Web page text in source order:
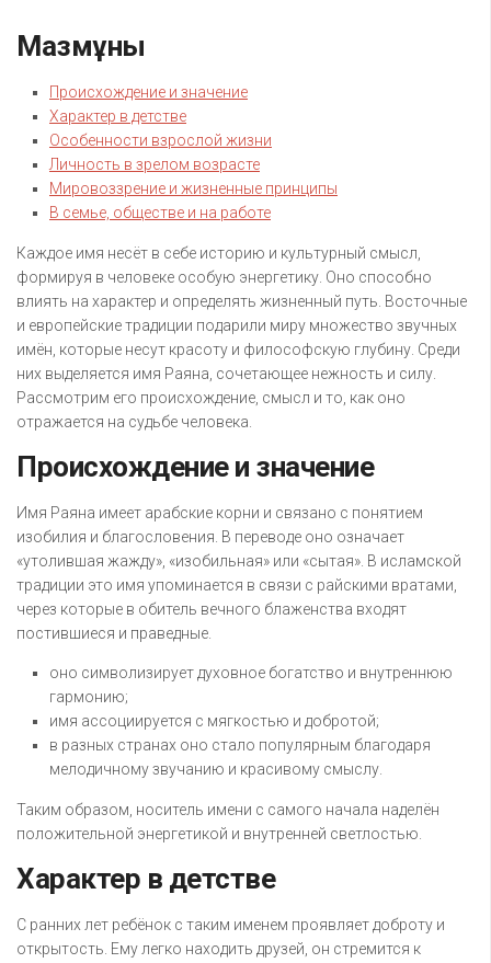
Мазмұны
Происхождение и значение
Характер в детстве
Особенности взрослой жизни
Личность в зрелом возрасте
Мировоззрение и жизненные принципы
В семье, обществе и на работе
Каждое имя несёт в себе историю и культурный смысл,
формируя в человеке особую энергетику. Оно способно
влиять на характер и определять жизненный путь. Восточные
и европейские традиции подарили миру множество звучных
имён, которые несут красоту и философскую глубину. Среди
них выделяется имя Раяна, сочетающее нежность и силу.
Рассмотрим его происхождение, смысл и то, как оно
отражается на судьбе человека.
Происхождение и значение
Имя Раяна имеет арабские корни и связано с понятием
изобилия и благословения. В переводе оно означает
«утолившая жажду», «изобильная» или «сытая». В исламской
традиции это имя упоминается в связи с райскими вратами,
через которые в обитель вечного блаженства входят
постившиеся и праведные.
оно символизирует духовное богатство и внутреннюю
гармонию;
имя ассоциируется с мягкостью и добротой;
в разных странах оно стало популярным благодаря
мелодичному звучанию и красивому смыслу.
Таким образом, носитель имени с самого начала наделён
положительной энергетикой и внутренней светлостью.
Характер в детстве
С ранних лет ребёнок с таким именем проявляет доброту и
открытость. Ему легко находить друзей, он стремится к